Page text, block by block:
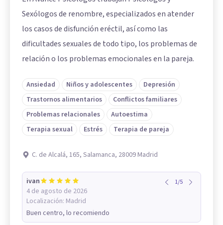
Sexólogos de renombre, especializados en atender
los casos de disfunción eréctil, así como las
dificultades sexuales de todo tipo, los problemas de
relación o los problemas emocionales en la pareja.
Ansiedad Niños y adolescentes
Depresión
Trastornos alimentarios
Conflictos familiares
Problemas relacionales
Autoestima
Terapia sexual
Estrés Terapia de pareja
C. de Alcalá, 165, Salamanca, 28009 Madrid
ivan
4 de agosto de 2026
Localización: Madrid
1/5
Buen centro, lo recomiendo